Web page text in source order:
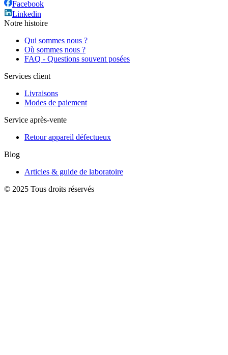
Facebook
Linkedin
Notre histoire
Qui sommes nous ?
Où sommes nous ?
FAQ - Questions souvent posées
Services client
Livraisons
Modes de paiement
Service après-vente
Retour appareil défectueux
Blog
Articles & guide de laboratoire
© 2025 Tous droits réservés